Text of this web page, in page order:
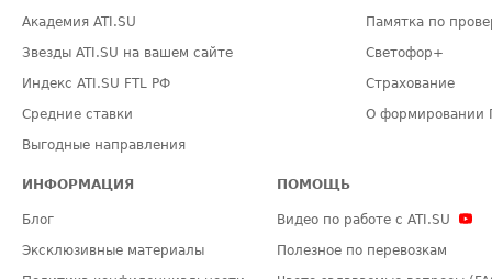
Академия ATI.SU
Звезды ATI.SU на вашем сайте
Индекс ATI.SU FTL РФ
Средние ставки
Выгодные направления
Памятка по
Светофор+
Страхование
О формировании
ИНФОРМАЦИЯ
Блог
Эксклюзивные материалы
ПОМОЩЬ
Видео по работе с ATI.SU
Полезное по перевозкам